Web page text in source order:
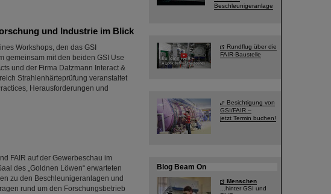
und Industrie im Blick
Workshops, den das GSI
gemeinsam mit den beiden GSI Use
und der Firma Datzmann Interact &
Strahlenhärteprüfung veranstaltet
Herausforderungen und
FAIR auf der Gewerbeschau im
des „Goldnen Löwen“ erwarteten
zu den Beschleunigeranlagen und
rund um den Forschungsbetrieb
Beschleunigeranlage
Rundflug über die
FAIR-Baustelle
Besichtigung von
GSI/FAIR –
jetzt Termin buchen!
Blog Beam On
Menschen
...hinter GSI und